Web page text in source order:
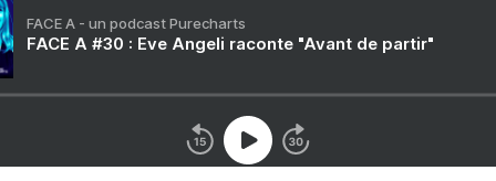
FACE A - un podcast Purecharts
FACE A #30 : Eve Angeli raconte "Avant de partir"